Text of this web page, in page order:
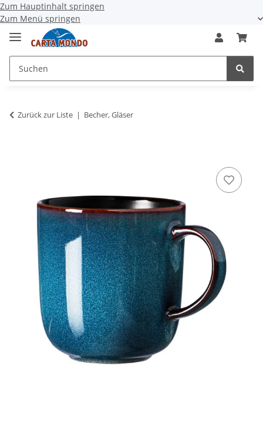
Zum Hauptinhalt springen
Zum Menü springen
Zurück zur Liste Becher, Gläser